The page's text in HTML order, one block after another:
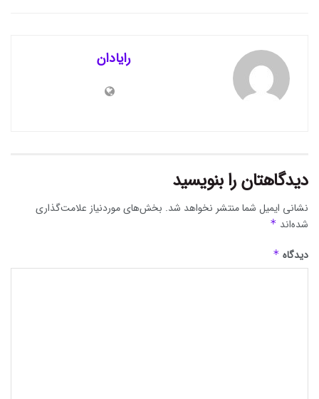
رایادان
دیدگاهتان را بنویسید
نشانی ایمیل شما منتشر نخواهد شد. بخش‌های موردنیاز علامت‌گذاری
شده‌اند *
دیدگاه *